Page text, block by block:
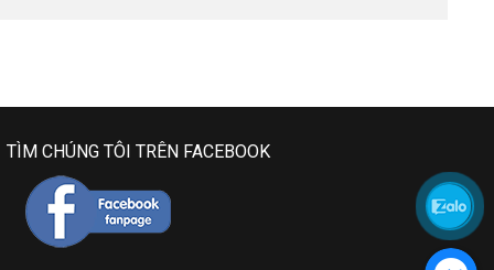
TÌM CHÚNG TÔI TRÊN FACEBOOK